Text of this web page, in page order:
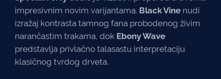
impresivnim novim varijantama. Black Vine nudi
izražaj kontrasta tamnog fana probodenog živim
narančastim trakama, dok Ebony Wave
predstavlja privlačno talasastu interpretaciju
klasičnog tvrdog drveta.